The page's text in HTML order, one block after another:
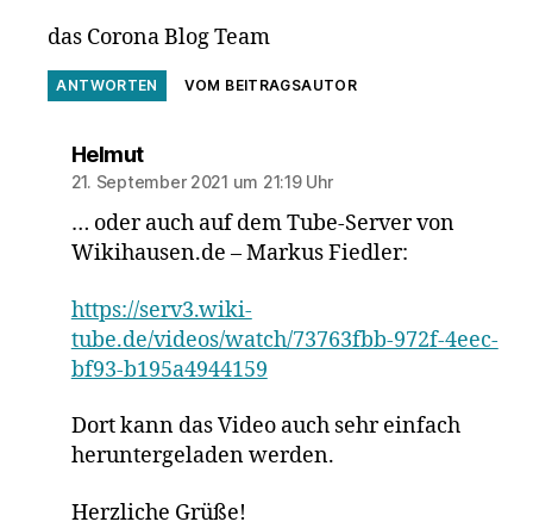
das Corona Blog Team
ANTWORTEN VOM BEITRAGSAUTOR
Helmutsagt:
21. September 2021 um 21:19 Uhr
… oder auch auf dem Tube-Server von
Wikihausen.de – Markus Fiedler:
https://serv3.wiki-
tube.de/videos/watch/73763fbb-972f-4eec-
bf93-b195a4944159
Dort kann das Video auch sehr einfach
heruntergeladen werden.
Herzliche Grüße!